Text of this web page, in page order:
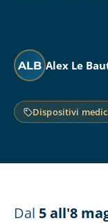
ALB Alex Le
Dispositivi
Dal 5 all'8